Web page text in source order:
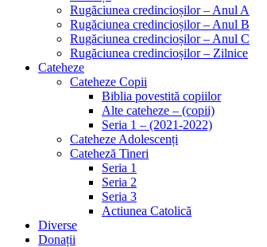
Rugăciunea credincioșilor – Anul A
Rugăciunea credincioșilor – Anul B
Rugăciunea credincioșilor – Anul C
Rugăciunea credincioșilor – Zilnice
Cateheze
Cateheze Copii
Biblia povestită copiilor
Alte cateheze – (copii)
Seria 1 – (2021-2022)
Cateheze Adolescenți
Cateheză Tineri
Seria 1
Seria 2
Seria 3
Actiunea Catolică
Diverse
Donații